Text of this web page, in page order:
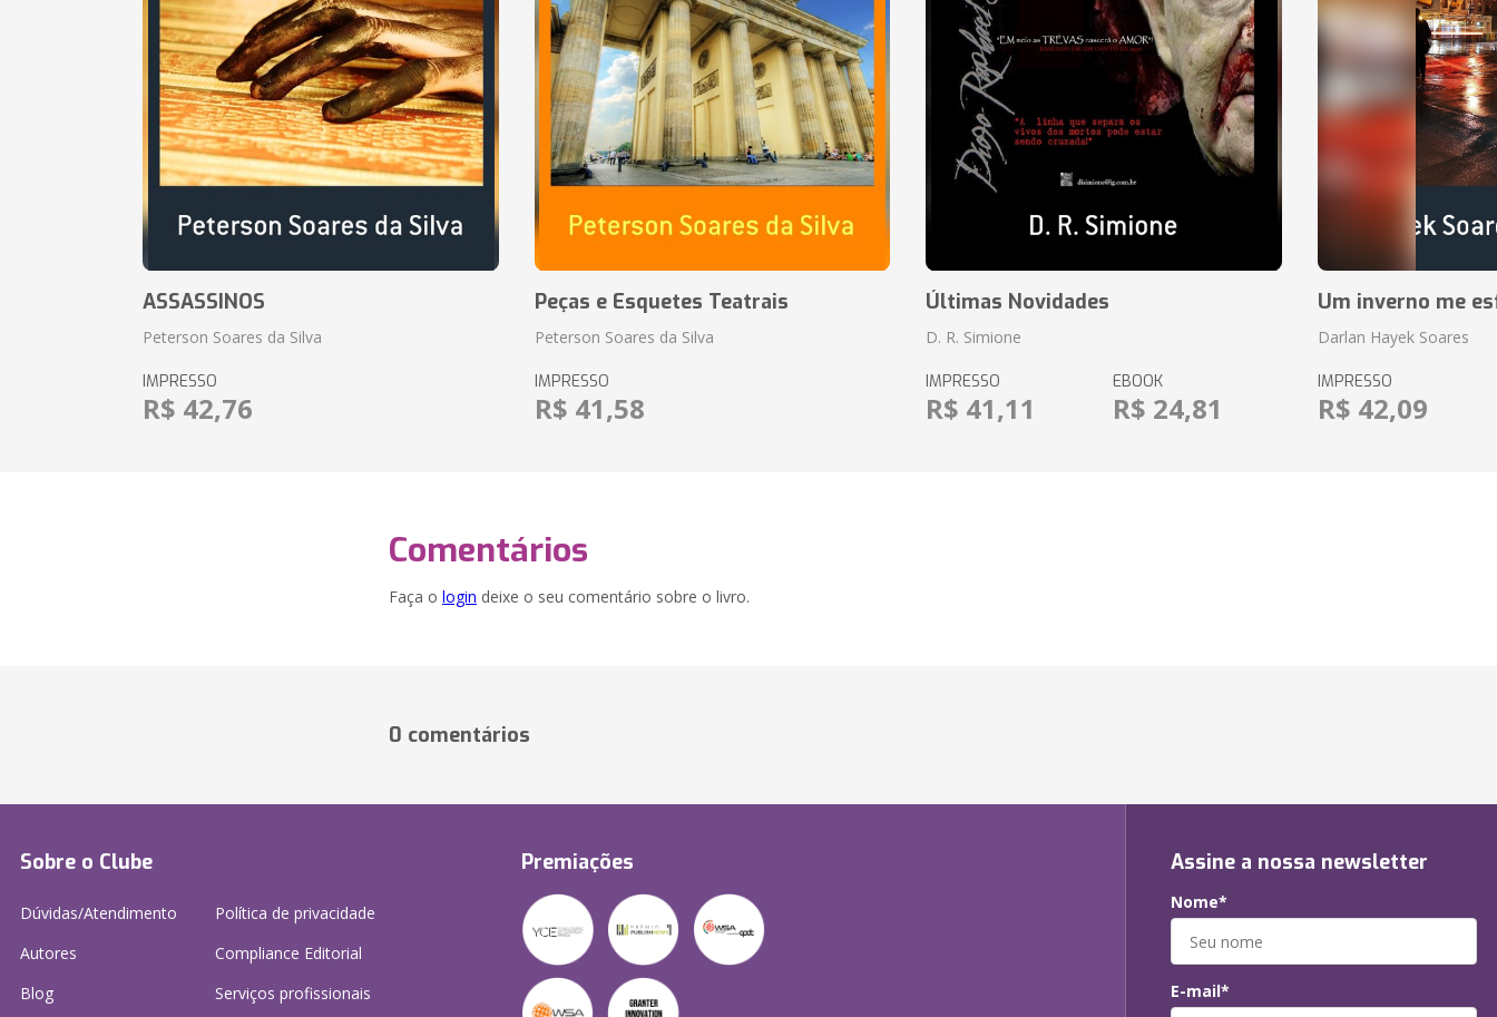
ASSASSINOS
Peterson Soares da Silva
IMPRESSO
R$ 42,76
Peças e Esquetes Teatrais
Peterson Soares da Silva
IMPRESSO
R$ 41,58
Últimas Novidades
D. R. Simione
IMPRESSO
R$ 41,11
EBOOK
R$ 24,81
Um inverno me
Darlan Hayek Soares
IMPRESSO
R$ 42,09
Comentários
Faça o login deixe o seu comentário sobre o livro.
0 comentários
Sobre o Clube
Dúvidas/Atendimento
Autores
Blog
Política de privacidade
Compliance Editorial
Serviços profissionais
Premiações Assine a nossa newsletter
Nome*
E-mail*